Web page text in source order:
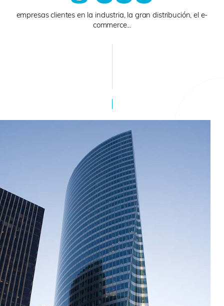
empresas clientes en la industria, la gran distribución, el e-
commerce...